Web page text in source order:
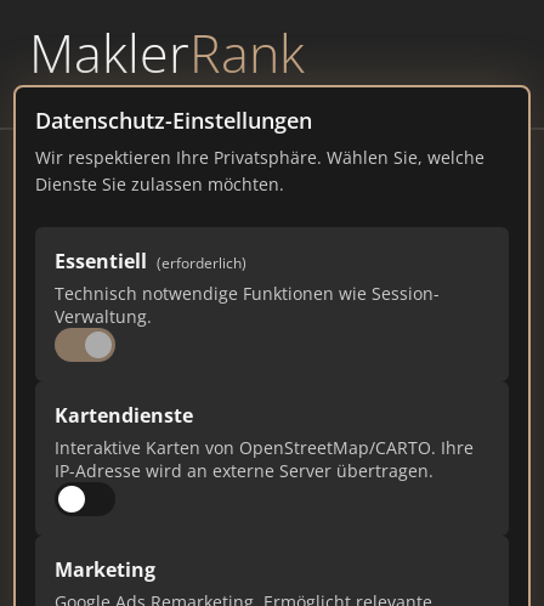
MaklerRank
powered byWAVEPOINT
Datenschutz-Einstellungen
Wir respektieren Ihre Privatsphäre. Wählen Sie, welche
Dienste Sie zulassen möchten.
Essentiell (erforderlich)
Technisch notwendige Funktionen wie Session-
Verwaltung.
Kartendienste
Interaktive Karten von OpenStreetMap/CARTO. Ihre
IP-Adresse wird an externe Server übertragen.
Marketing
Pöschmann Immobilien
poeschmann-immobilien.de
76
Ist das Ihr Unternehmen?
Verifizieren Sie Ihr Profil, bearbeiten Sie Ihre
Updates.
Profil beanspruchen